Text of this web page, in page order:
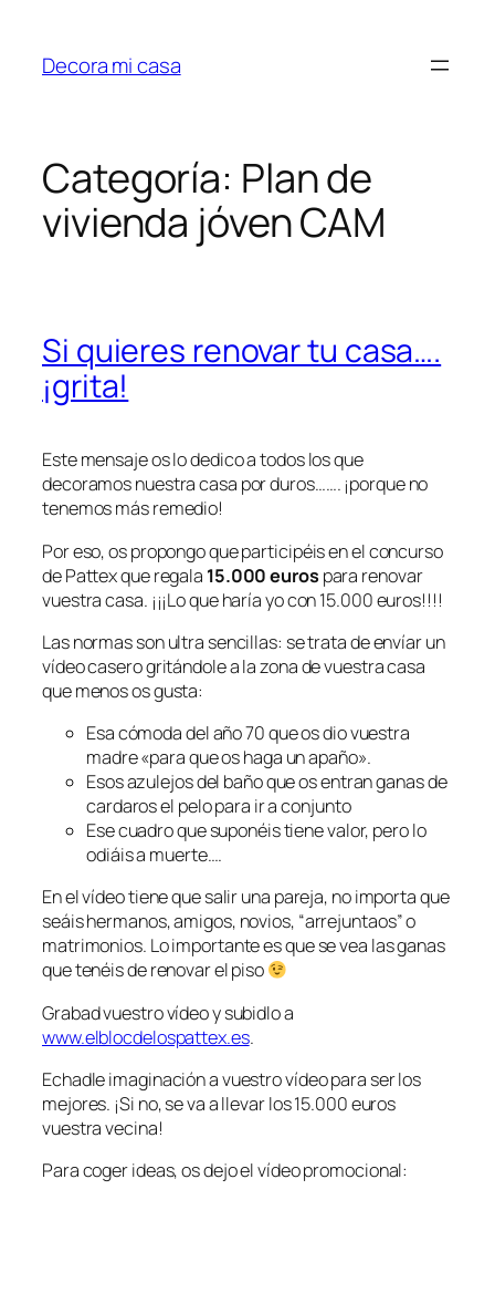
contenido
Decora mi casa
Categoría: Plan de
vivienda jóven CAM
Si quieres renovar tu casa….
¡grita!
Este mensaje os lo dedico a todos los que
decoramos nuestra casa por duros……. ¡porque no
tenemos más remedio!
Por eso, os propongo que participéis en el concurso
de Pattex que regala 15.000 euros para renovar
vuestra casa. ¡¡¡Lo que haría yo con 15.000 euros!!!!
Las normas son ultra sencillas: se trata de envíar un
vídeo casero gritándole a la zona de vuestra casa
que menos os gusta:
Esa cómoda del año 70 que os dio vuestra
madre «para que os haga un apaño».
Esos azulejos del baño que os entran ganas de
cardaros el pelo para ir a conjunto
Ese cuadro que suponéis tiene valor, pero lo
odiáis a muerte….
En el vídeo tiene que salir una pareja, no importa que
seáis hermanos, amigos, novios, “arrejuntaos” o
matrimonios. Lo importante es que se vea las ganas
que tenéis de renovar el piso
Grabad vuestro vídeo y subidlo a
www.elblocdelospattex.es.
Echadle imaginación a vuestro vídeo para ser los
mejores. ¡Si no, se va a llevar los 15.000 euros
vuestra vecina!
Para coger ideas, os dejo el vídeo promocional: